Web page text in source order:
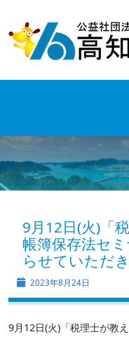
content
9月12日(火)「
帳簿保存法セ
らせていただき
2023年8月24日
9月12日(火)「税理士が教